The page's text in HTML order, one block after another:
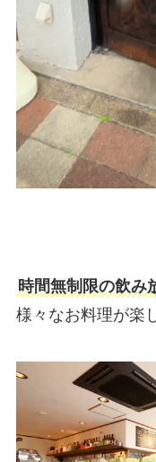
時間無制限の飲み
様々なお料理が楽